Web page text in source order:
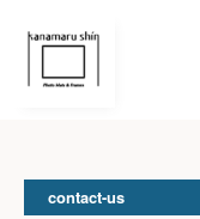
contact-us